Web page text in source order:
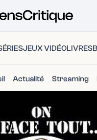
JEUX VIDÉOLIVRES
Actualité Streaming